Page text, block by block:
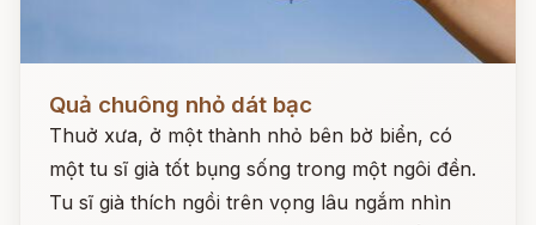
Quả chuông nhỏ dát bạc
Thuở xưa, ở một thành nhỏ bên bờ biển, có
một tu sĩ già tốt bụng sống trong một ngôi đền.
Tu sĩ già thích ngồi trên vọng lâu ngắm nhìn